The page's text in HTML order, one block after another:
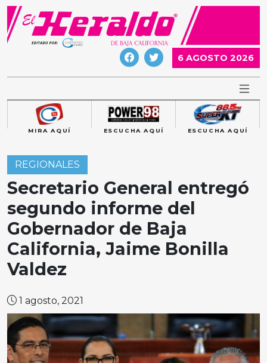
Skip
content
6 AGOSTO 2026
MIRA AQUÍ ESCUCHA AQUÍ ESCUCHA AQUÍ
REGIONALES
Secretario General entregó
segundo informe del
Gobernador de Baja
California, Jaime Bonilla
Valdez
1 agosto, 2021